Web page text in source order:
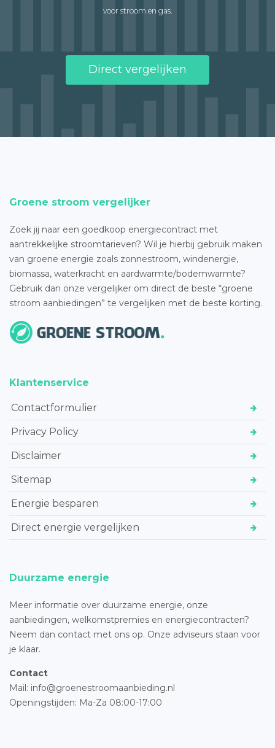
voor stroom en gas.
Direct vergelijken
Groene stroom vergelijker
Zoek jij naar een goedkoop energiecontract met
aantrekkelijke stroomtarieven? Wil je hierbij gebruik maken
van groene energie zoals zonnestroom, windenergie,
biomassa, waterkracht en aardwarmte/bodemwarmte?
Gebruik dan onze vergelijker om direct de beste “groene
stroom aanbiedingen” te vergelijken met de beste korting.
Klantenservice
Contactformulier
Privacy Policy
Disclaimer
Sitemap
Energie besparen
Direct energie vergelijken
Duurzame energie
Meer informatie over duurzame energie, onze
aanbiedingen, welkomstpremies en energiecontracten?
Neem dan contact met ons op. Onze adviseurs staan voor
je klaar.
Contact
Mail: info@groenestroomaanbieding.nl
Openingstijden: Ma-Za 08:00-17:00